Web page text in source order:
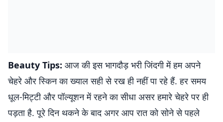
Beauty Tips: आज की इस भागदौड़ भरी जिंदगी में हम अपने
चेहरे और स्किन का ख्याल सही से रख ही नहीं पा रहे हैं. हर समय
धूल-मिट्टी और पॉल्यूशन में रहने का सीधा असर हमारे चेहरे पर ही
पड़ता है. पूरे दिन थकने के बाद अगर आप रात को सोने से पहले